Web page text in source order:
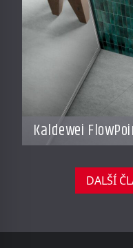
Kaldewei
funkčnost na
DALŠÍ